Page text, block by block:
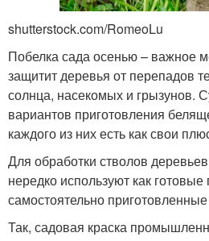
shutterstock.com/RomeoLu
Побелка сада осенью – важное
защитит деревья от перепадов
солнца, насекомых и грызунов.
вариантов приготовления
каждого из них есть как свои
Для обработки стволов
нередко используют как готовые
самостоятельно
Так, садовая краска